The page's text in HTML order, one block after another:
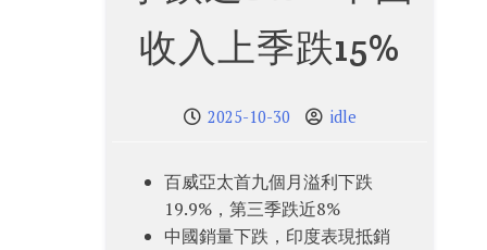
收入上季跌15%
2025-10-30 idle
百威亞太首九個月溢利下跌
19.9%，第三季跌近8%
中國銷量下跌，印度表現抵銷